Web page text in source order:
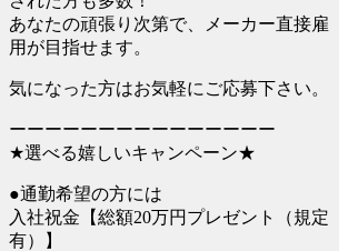
あなたの頑張り次第で、メーカー直接雇
用が目指せます。
気になった方はお気軽にご応募下さい。
ーーーーーーーーーーーーーーー
★選べる嬉しいキャンペーン★
●通勤希望の方には
入社祝金【総額20万円プレゼント（規定
有）】